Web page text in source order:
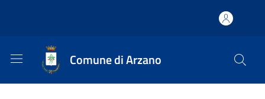
Comune di Arzano